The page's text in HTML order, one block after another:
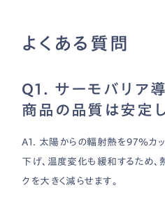
よくある質問
Q1. サーモバリア
商品の品質は安定
A1. 太陽からの輻射熱を97％カ
下げ、温度変化も緩和するため、
クを大きく減らせます。